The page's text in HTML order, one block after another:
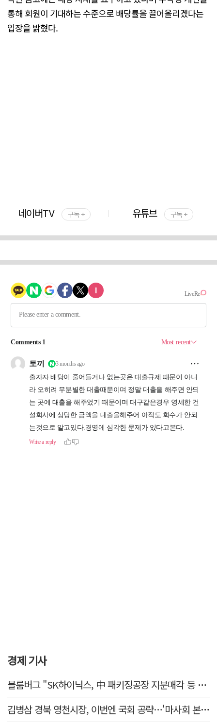
통해 회원이 기대하는 수준으로 배당률을 끌어올리겠다는
입장을 밝혔다.
네이버TV 구독 + 유튜브 구독 +
경제 기사
블룸버그 "SK하이닉스, 中 패키징공장 지분매각 등 검토"
김병삼 경북 영천시장, 이번엔 국회 공략…'마사회 본사 이전·광역교통망 확충' 요청